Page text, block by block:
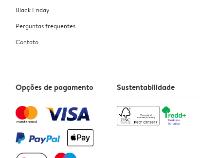
Black Friday
Perguntas frequentes
Contato
Opções de pagamento Sustentabilidade